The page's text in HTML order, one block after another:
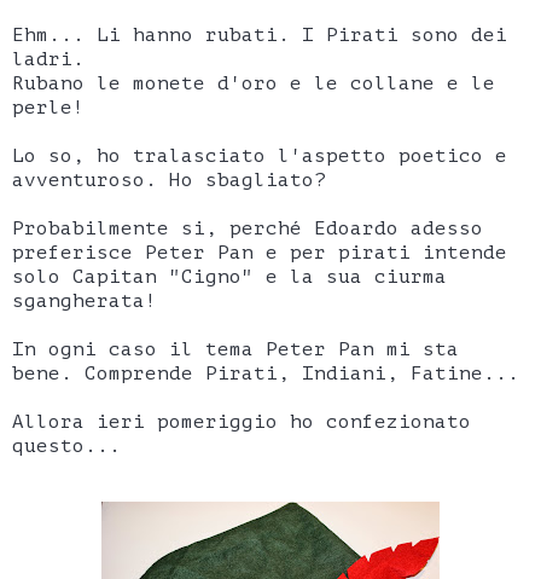
Ehm... Li hanno rubati. I Pirati sono dei
ladri.
Rubano le monete d'oro e le collane e le
perle!
Lo so, ho tralasciato l'aspetto poetico e
avventuroso. Ho sbagliato?
Probabilmente si, perché Edoardo adesso
preferisce Peter Pan e per pirati intende
solo Capitan "Cigno" e la sua ciurma
sgangherata!
In ogni caso il tema Peter Pan mi sta
bene. Comprende Pirati, Indiani, Fatine...
Allora ieri pomeriggio ho confezionato
questo...